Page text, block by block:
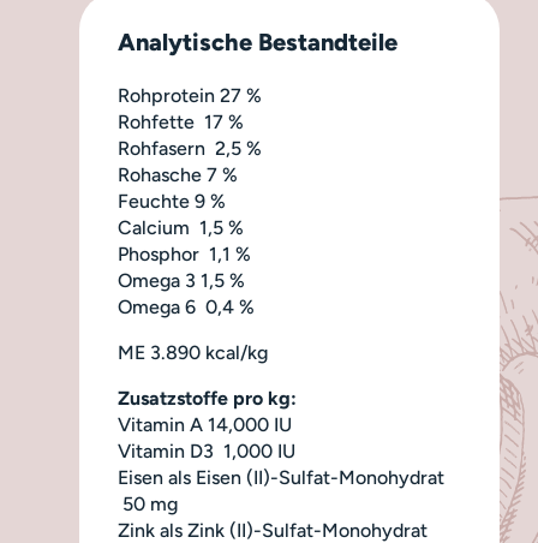
Analytische Bestandteile
Rohprotein 27 %
Rohfette 17 %
Rohfasern 2,5 %
Rohasche 7 %
Feuchte 9 %
Calcium 1,5 %
Phosphor 1,1 %
Omega 3 1,5 %
Omega 6 0,4 %
ME 3.890 kcal/kg
Zusatzstoffe pro kg:
Vitamin A 14,000 IU
Vitamin D3 1,000 IU
Eisen als Eisen (II)-Sulfat-Monohydrat
50 mg
Zink als Zink (II)-Sulfat-Monohydrat